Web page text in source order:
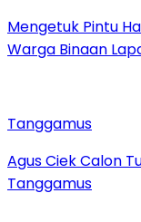
Mengetuk Pintu
Warga Binaan
Tanggamus
Agus Ciek Calon
Tanggamus